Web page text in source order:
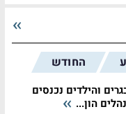
החודש
והילדים נכנסים
הון...